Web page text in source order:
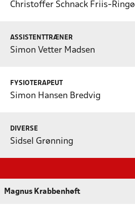
Christoffer Schnack Friis-Ringø
ASSISTENTTRÆNER
Simon Vetter Madsen
FYSIOTERAPEUT
Simon Hansen Bredvig
DIVERSE
Sidsel Grønning
Magnus Krabbenhøft